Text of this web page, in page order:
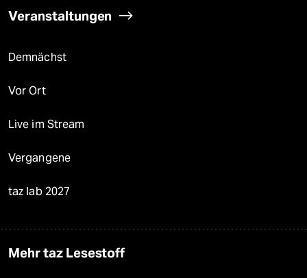
Veranstaltungen
Demnächst
Vor Ort
Live im Stream
Vergangene
taz lab 2027
Mehr taz Lesestoff